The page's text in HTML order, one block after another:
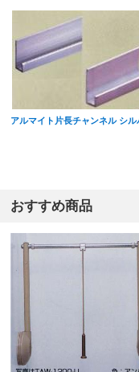
アルマイト片長チャンネル シル
おすすめ商品